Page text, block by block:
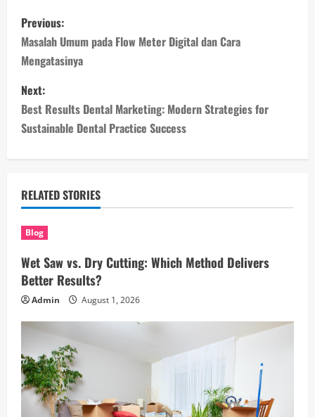
P
o
s
t
n
a
v
i
g
a
t
i
o
n
Previous:
Masalah Umum pada Flow Meter Digital dan Cara
Mengatasinya
Next:
Best Results Dental Marketing: Modern Strategies for
Sustainable Dental Practice Success
RELATED STORIES
Blog
Wet Saw vs. Dry Cutting: Which Method Delivers
Better Results?
Admin August 1, 2026